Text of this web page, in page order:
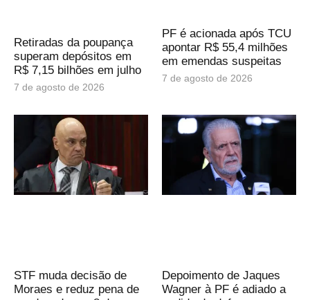
Retiradas da poupança
superam depósitos em
R$ 7,15 bilhões em julho
7 de agosto de 2026
PF é acionada após TCU
apontar R$ 55,4 milhões
em emendas suspeitas
7 de agosto de 2026
STF muda decisão de
Moraes e reduz pena de
Depoimento de Jaques
Wagner à PF é adiado a